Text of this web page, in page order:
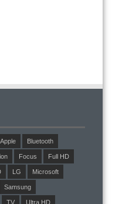
Apple Bluetooth
Focus Full HD
LG Microsoft
Samsung
TV Ultra HD